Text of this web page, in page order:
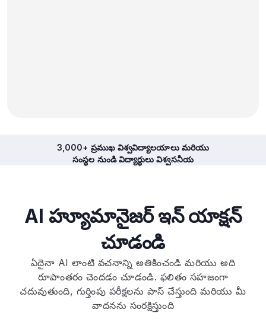
3,000+ ప్రముఖ విశ్వవిద్యాలయాలు మరియు
సంస్థల నుండి విద్యార్థులు విశ్వసనీయ
AI హ్యూమానైజర్ ఇన్ యాక్షన్
చూడండి
ఏదైనా AI లాంటి వచనాన్ని అతికించండి మరియు అది
రూపాంతరం చెందడం చూడండి. ఫలితం సహజంగా
చదువుతుంది, గుర్తింపు పరీక్షలను పాస్ చేస్తుంది మరియు మీ
వాదనను సంరక్షిస్తుంది